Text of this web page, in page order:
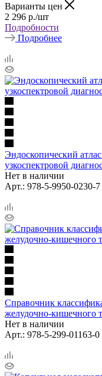
Варианты цен
2 296 р./шт
Подробности
Подробнее
Эндоскопический
узкоспектровой
Нет в наличии
Арт.: 978-5-9950-0230-7
Справочник
желудочно-кишечного
Нет в наличии
Арт.: 978-5-299-01163-0